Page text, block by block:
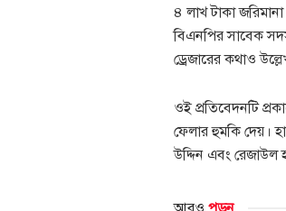
৪ লাখ টাকা
বিএনপির সাবেক
ড্রেজারের কথাও
ওই প্রতিবেদনটি
ফেলার হুমকি দেয়।
উদ্দিন এবং রেজাউল